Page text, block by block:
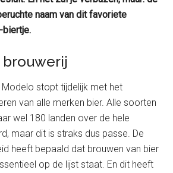
naam van dit favoriete
biertje.
brouwerij
Modelo stopt tijdelijk met het
van alle merken bier. Alle soorten
wel 180 landen over de hele
maar dit is straks dus passe. De
heeft bepaald dat brouwen van bier
op de lijst staat. En dit heeft